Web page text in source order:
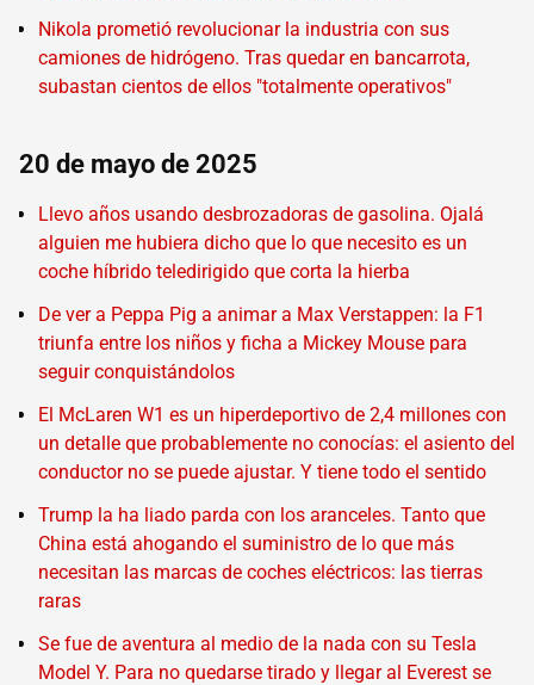
Nikola prometió revolucionar la industria con sus
camiones de hidrógeno. Tras quedar en bancarrota,
subastan cientos de ellos "totalmente operativos"
20 de mayo de 2025
Llevo años usando desbrozadoras de gasolina. Ojalá
alguien me hubiera dicho que lo que necesito es un
coche híbrido teledirigido que corta la hierba
De ver a Peppa Pig a animar a Max Verstappen: la F1
triunfa entre los niños y ficha a Mickey Mouse para
seguir conquistándolos
El McLaren W1 es un hiperdeportivo de 2,4 millones con
un detalle que probablemente no conocías: el asiento del
conductor no se puede ajustar. Y tiene todo el sentido
Trump la ha liado parda con los aranceles. Tanto que
China está ahogando el suministro de lo que más
necesitan las marcas de coches eléctricos: las tierras
raras
Se fue de aventura al medio de la nada con su Tesla
Model Y. Para no quedarse tirado y llegar al Everest se